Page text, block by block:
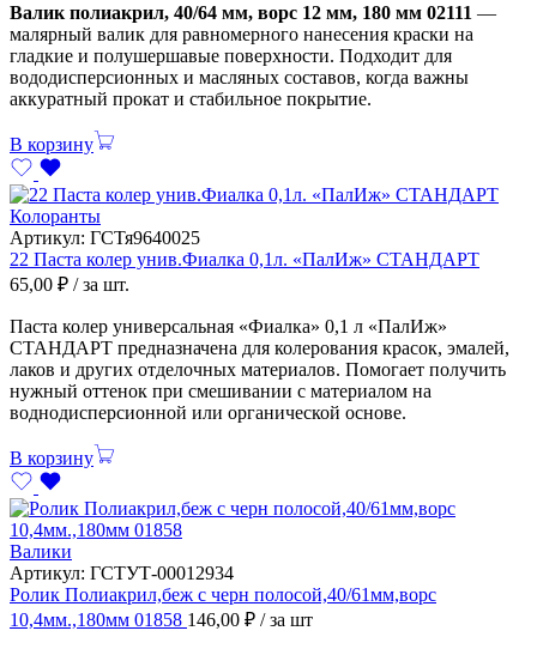
Валик полиакрил, 40/64 мм, ворс 12 мм, 180 мм 02111 —
малярный валик для равномерного нанесения краски на
гладкие и полушершавые поверхности. Подходит для
вододисперсионных и масляных составов, когда важны
аккуратный прокат и стабильное покрытие.
В корзину
Колоранты
Артикул: ГСТя9640025
22 Паста колер унив.Фиалка 0,1л. «ПалИж» СТАНДАРТ
65,00 ₽ / за шт.
Паста колер универсальная «Фиалка» 0,1 л «ПалИж»
СТАНДАРТ предназначена для колерования красок, эмалей,
лаков и других отделочных материалов. Помогает получить
нужный оттенок при смешивании с материалом на
воднодисперсионной или органической основе.
В корзину
Валики
Артикул: ГСТУТ-00012934
Ролик Полиакрил,беж с черн полосой,40/61мм,ворс
10,4мм.,180мм 01858 146,00 ₽ / за шт